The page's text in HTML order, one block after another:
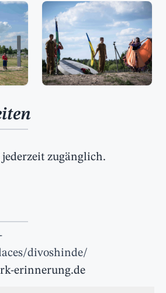
zugänglich.
divoshinde/
erinnerung.de